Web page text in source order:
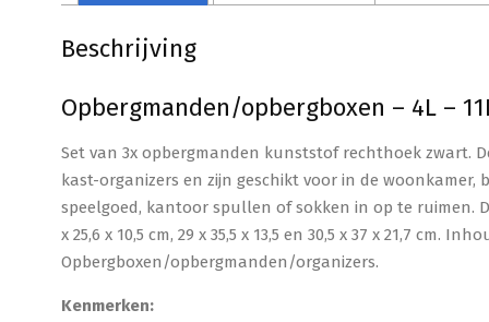
Beschrijving
Opbergmanden/opbergboxen – 4L –
Set van 3x opbergmanden kunststof rechthoek zwart.
kast-organizers en zijn geschikt voor in de
speelgoed, kantoor spullen of sokken in op te ruimen.
x 25,6 x 10,5 cm, 29 x 35,5 x 13,5 en 30,5 x 37 x 21,7 cm.
Opbergboxen/opbergmanden/organizers.
Kenmerken: